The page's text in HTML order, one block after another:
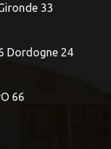
33
Dordogne 24
66